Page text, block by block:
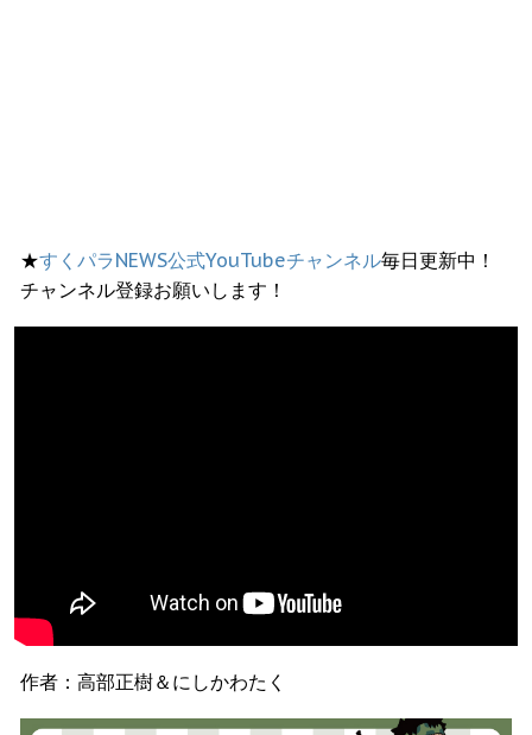
★すくパラNEWS公式YouTubeチャンネル毎日更新中！
チャンネル登録お願いします！
作者：高部正樹＆にしかわたく